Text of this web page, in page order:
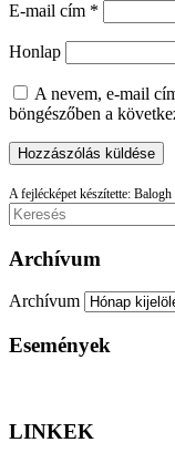
E-mail cím *
Honlap
A nevem, e-mail
böngészőben a
A fejlécképet készítette:
Archívum
Archívum
Események
LINKEK